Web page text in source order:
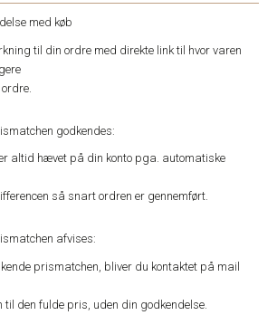
med køb
til din ordre med direkte link til hvor varen
godkendes:
altid hævet på din konto pga. automatiske
så snart ordren er gennemført.
afvises:
prismatchen, bliver du kontaktet på mail
til den fulde pris, uden din godkendelse.